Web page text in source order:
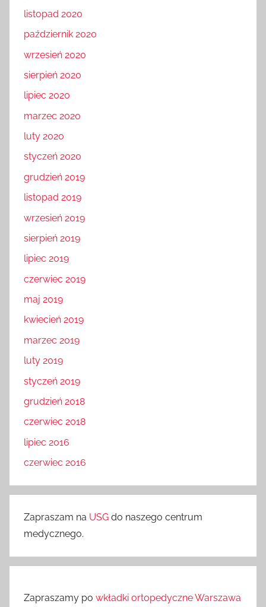
listopad 2020
październik 2020
wrzesień 2020
sierpień 2020
lipiec 2020
marzec 2020
luty 2020
styczeń 2020
grudzień 2019
listopad 2019
wrzesień 2019
sierpień 2019
lipiec 2019
czerwiec 2019
maj 2019
kwiecień 2019
marzec 2019
luty 2019
styczeń 2019
grudzień 2018
czerwiec 2018
lipiec 2016
czerwiec 2016
Zapraszam na USG do naszego centrum
medycznego.
Zapraszamy po wkładki ortopedyczne Warszawa